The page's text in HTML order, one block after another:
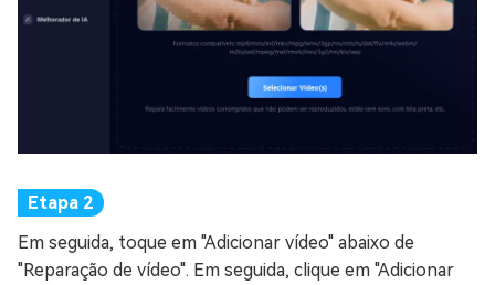
Em seguida, toque em "Adicionar vídeo" abaixo de
"Reparação de vídeo". Em seguida, clique em "Adicionar